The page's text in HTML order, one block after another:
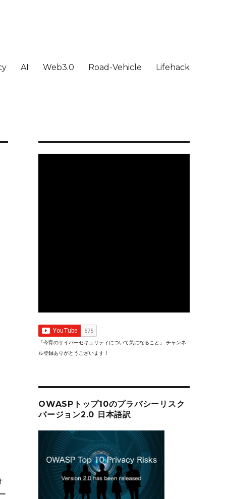
AI Web3.0 Road-Vehicle Lifehack
「今宵のサイバーセキュリティについて気になること」 チャンネ
ル登録ありがとうございます！
OWASPトップ10のプラバシーリスク
バージョン2.0 日本語訳